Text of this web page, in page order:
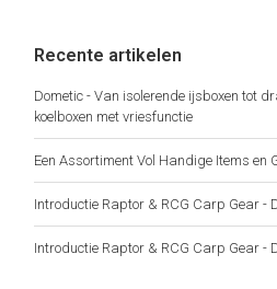
Recente artikelen
Dometic - Van isolerende ijsboxen tot
koelboxen met vriesfunctie
Een Assortiment Vol Handige Items en
Introductie Raptor & RCG Carp Gear -
Introductie Raptor & RCG Carp Gear -